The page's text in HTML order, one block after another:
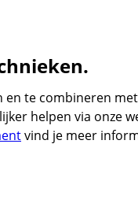
te combineren
helpen via onze
vind je meer